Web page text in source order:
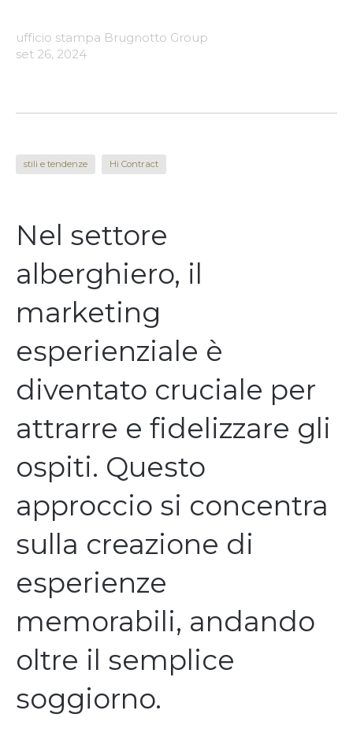
ufficio stampa Brugnotto Group
set 26, 2024
stili e tendenze Hi Contract
Nel settore
alberghiero, il
marketing
esperienziale è
diventato cruciale per
attrarre e fidelizzare gli
ospiti. Questo
approccio si concentra
sulla creazione di
esperienze
memorabili, andando
oltre il semplice
soggiorno.